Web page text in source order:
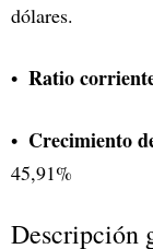
dólares.
Ratio
Crecimiento
45,91%
Descripción